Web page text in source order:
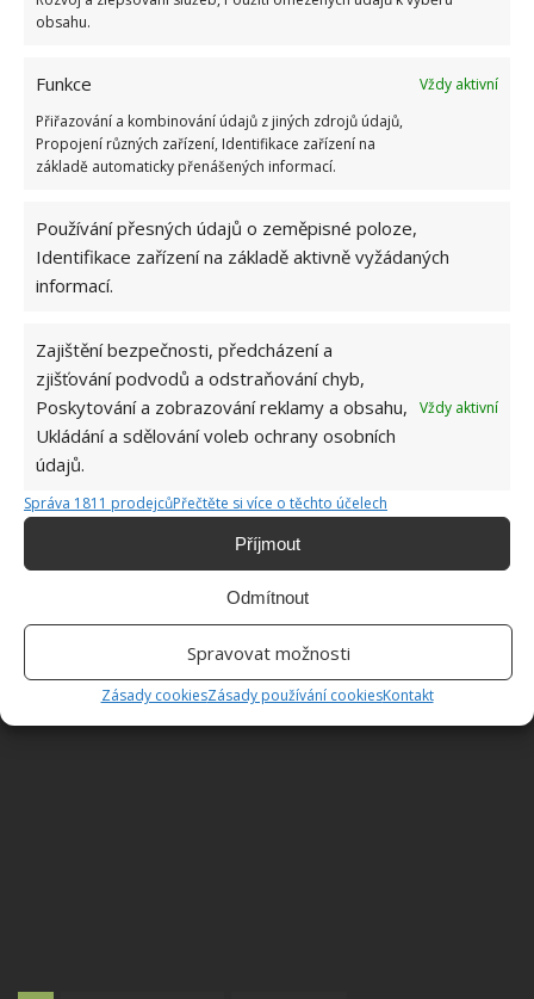
obsahu.
Funkce
Vždy aktivní
Přiřazování a kombinování údajů z jiných zdrojů údajů,
Propojení různých zařízení, Identifikace zařízení na
základě automaticky přenášených informací.
Používání přesných údajů o zeměpisné poloze,
Identifikace zařízení na základě aktivně vyžádaných
informací.
Zajištění bezpečnosti, předcházení a
zjišťování podvodů a odstraňování chyb,
Poskytování a zobrazování reklamy a obsahu,
Ukládání a sdělování voleb ochrany osobních
údajů.
Vždy aktivní
Správa 1811 prodejcůPřečtěte si více o těchto účelech
Příjmout
Odmítnout
Spravovat možnosti
Zásady cookiesZásady používání cookiesKontakt
Fotografie: Unsplash
Se špinavým záchodem a usazenými nečistotami
vám dokáže pomoci také ústní voda. Není sice tak
účinná, jako ocet nebo jedlá soda, ale podle mnoha
kutilů se při častějším používání osvědčila na
jedničku. Disponuje totižsilnými čistícími,
desinfikujícími a leštícími vlastnostmi
, díky
stačí nalít na večer přímo do záchodové mísy, nechat
přes noc působit a ráno záchodovou štětkou místo
vyčistit. Toaleta bude nejen čistá, ale také bude
příjemně vonět.
Zdroj:The Spruce